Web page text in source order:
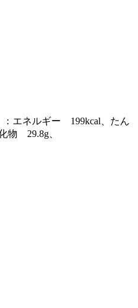
：エネルギー 199kcal、たん
物 29.8g、